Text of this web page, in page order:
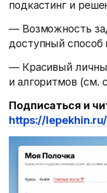
подкастинг и
— Возможность
доступный
— Красивый
и алгоритмов (cм.
Подписаться и
https://